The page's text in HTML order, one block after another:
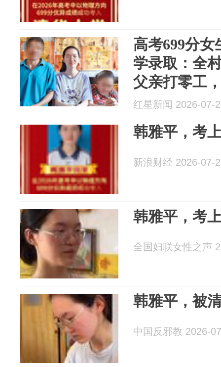
高考699分
学录取：全
父亲打零工
红星新闻 2026-07-
韩雅平，考
新浪财经 2026-07-
韩雅平，考
全国妇联女性之声
韩雅平，被
中国反邪教 2026-